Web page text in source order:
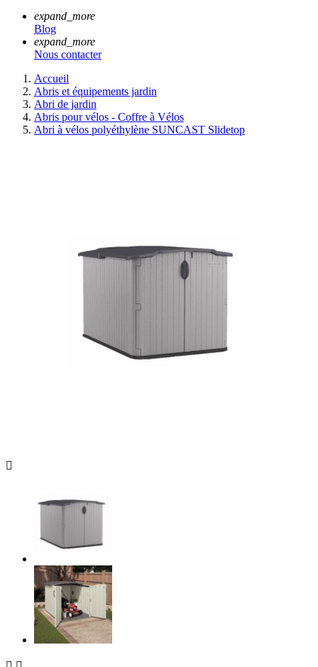
expand_more
Blog
expand_more
Nous contacter
Accueil
Abris et équipements jardin
Abri de jardin
Abris pour vélos - Coffre à Vélos
Abri à vélos polyéthylène SUNCAST Slidetop
